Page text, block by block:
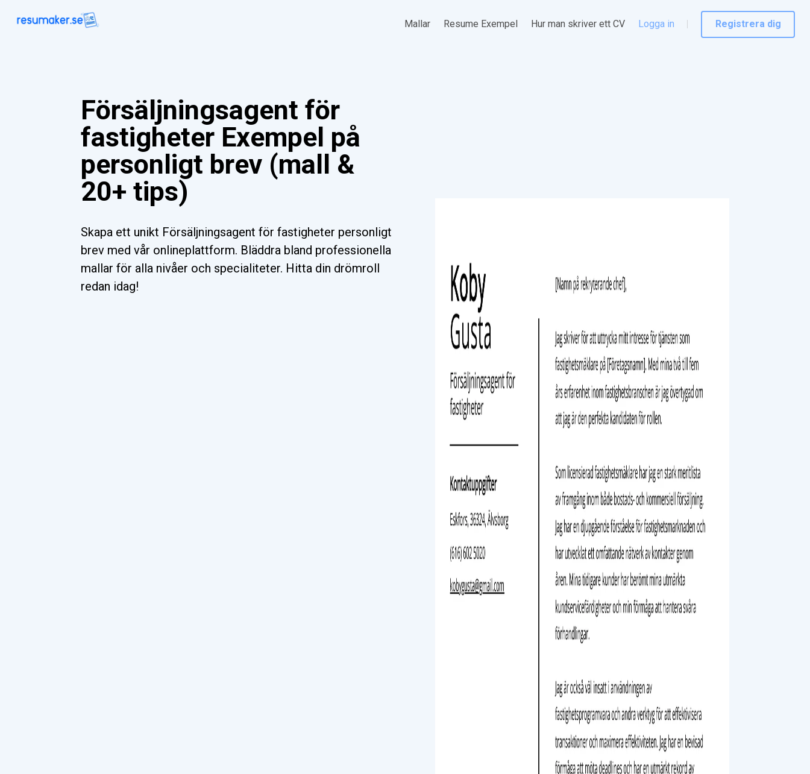
Mallar Resume Exempel Hur man skriver ett CV Logga in Registrera dig
Försäljningsagent för
fastigheter Exempel på
personligt brev (mall &
20+ tips)
Skapa ett unikt Försäljningsagent för fastigheter personligt
brev med vår onlineplattform. Bläddra bland professionella
mallar för alla nivåer och specialiteter. Hitta din drömroll
redan idag!